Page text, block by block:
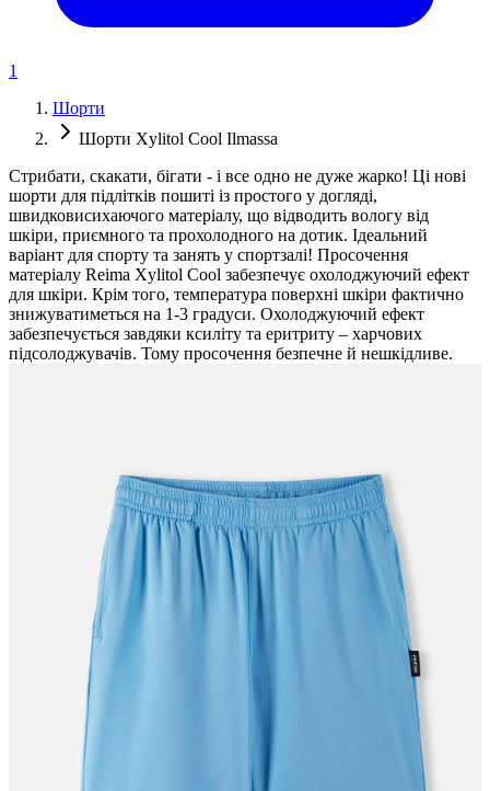
1
Шорти
Шорти Xylitol Cool Ilmassa
Стрибати, скакати, бігати - і все одно не дуже жарко! Ці нові
шорти для підлітків пошиті із простого у догляді,
швидковисихаючого матеріалу, що відводить вологу від
шкіри, приємного та прохолодного на дотик. Ідеальний
варіант для спорту та занять у спортзалі! Просочення
матеріалу Reima Xylitol Cool забезпечує охолоджуючий ефект
для шкіри. Крім того, температура поверхні шкіри фактично
знижуватиметься на 1-3 градуси. Охолоджуючий ефект
забезпечується завдяки ксиліту та еритриту – харчових
підсолоджувачів. Тому просочення безпечне й нешкідливе.